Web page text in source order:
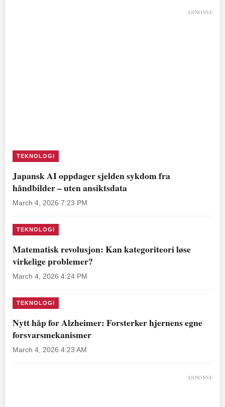
ANNONSE
TEKNOLOGI
Japansk AI oppdager sjelden sykdom fra
håndbilder – uten ansiktsdata
March 4, 2026 7:23 PM
TEKNOLOGI
Matematisk revolusjon: Kan kategoriteori løse
virkelige problemer?
March 4, 2026 4:24 PM
TEKNOLOGI
Nytt håp for Alzheimer: Forsterker hjernens egne
forsvarsmekanismer
March 4, 2026 4:23 AM
ANNONSE